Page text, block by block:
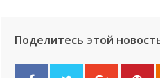
Поделитесь этой